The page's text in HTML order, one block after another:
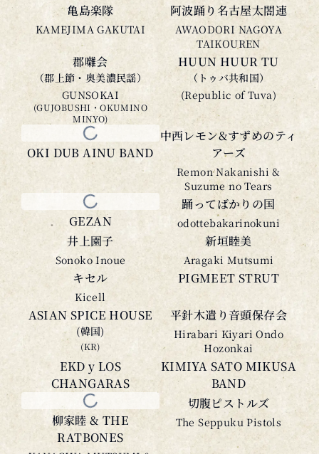
亀島楽隊
KAMEJIMA GAKUTAI
阿波踊り名古屋太閤連
AWAODORI NAGOYA
TAIKOUREN
郡囃会
（郡上節・奥美濃民謡）
GUNSOKAI
(GUJOBUSHI・OKUMINO
MINYO)
HUUN HUUR TU
（トゥバ共和国）
(Republic of Tuva)
OKI DUB AINU BAND
中西レモン&すずめのティ
アーズ
Remon Nakanishi &
Suzume no Tears
GEZAN 踊ってばかりの国
odottebakarinokuni
井上園子
Sonoko Inoue
新垣睦美
Aragaki Mutsumi
キセル
Kicell
PIGMEET STRUT
ASIAN SPICE HOUSE
(韓国)
(KR)
平針木遣り音頭保存会
Hirabari Kiyari Ondo
Hozonkai
EKD y LOS
CHANGARAS
KIMIYA SATO MIKUSA
BAND
柳家睦 & THE
RATBONES
YANAGIYA MUTSUMI &
切腹ピストルズ
The Seppuku Pistols